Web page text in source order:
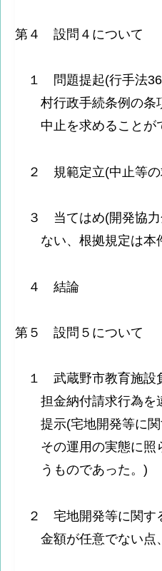
第４ 設問４について
１ 問題提起(行手法
村行政手続条例の条
中止を求めることが
２ 規範定立(中止等
３ 当てはめ(開発協
ない、根拠規定は
４ 結論
第５ 設問５について
１ 武蔵野市教育施設
担金納付請求行為を
提示(宅地開発等に
その運用の実態に照
うものであった。)
２ 宅地開発等に関す
金額が任意でない点